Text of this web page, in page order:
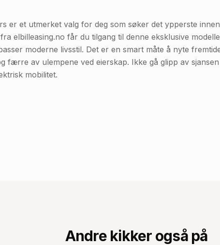
er et utmerket valg for deg som søker det ypperste innen
elbilleasing.no får du tilgang til denne eksklusive
moderne livsstil. Det er en smart måte å nyte
færre av ulempene ved eierskap. Ikke gå glipp av
mobilitet.
Andre kikker også på